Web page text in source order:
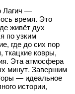
Лагич —
время. Это
живёт дух
по узким
где до сих пор
ткацкие ковры,
Эта атмосфера
минут. Завершим
— идеальное
истории,